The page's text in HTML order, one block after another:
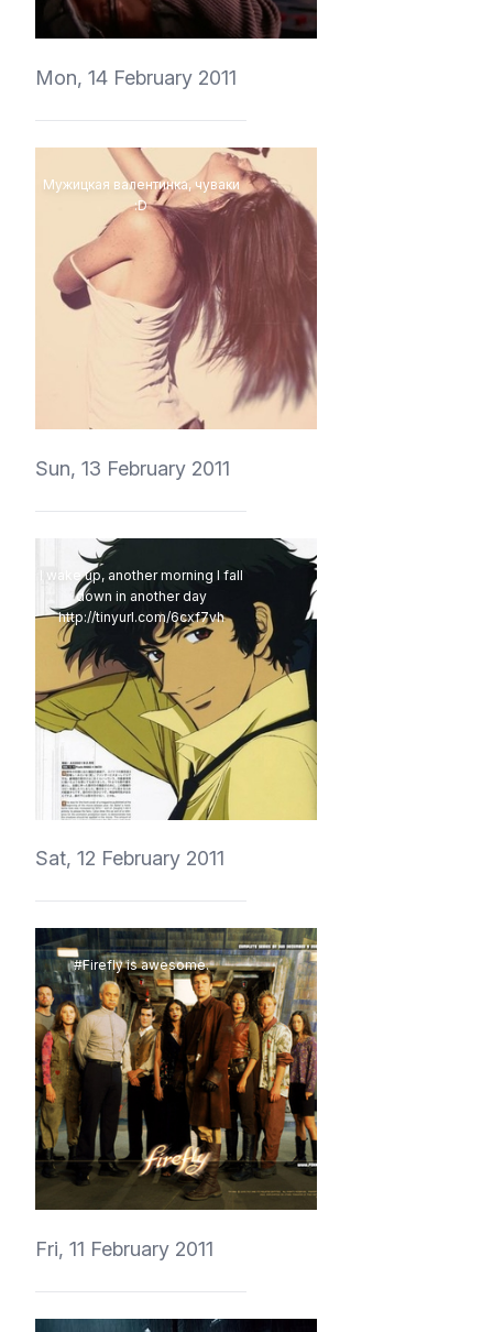
Mon, 14 February 2011
Мужицкая валентинка, чуваки
:D
Sun, 13 February 2011
I wake up, another morning I fall
down in another day
http://tinyurl.com/6cxf7vh
vedmich
Sat, 12 February 2011
#Firefly is awesome.
vedmich
Fri, 11 February 2011